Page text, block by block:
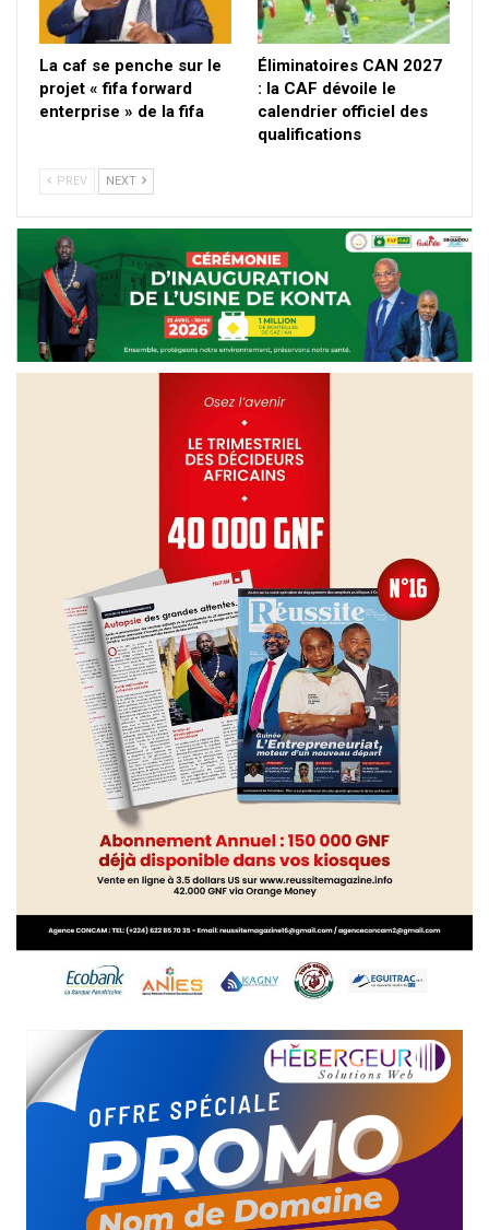
La caf se penche sur le
projet « fifa forward
enterprise » de la fifa
Éliminatoires CAN 2027
: la CAF dévoile le
calendrier officiel des
qualifications
PREV NEXT